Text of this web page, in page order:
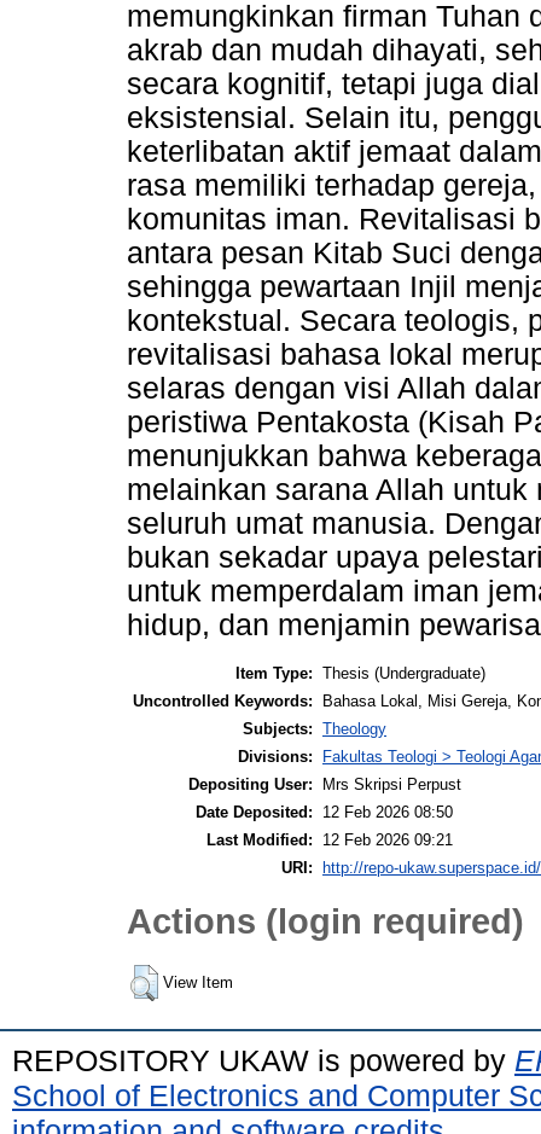
memungkinkan firman Tuhan
akrab dan mudah dihayati,
secara kognitif, tetapi juga
eksistensial. Selain itu,
keterlibatan aktif jemaat
rasa memiliki terhadap
komunitas iman. Revitalisasi
antara pesan Kitab Suci
sehingga pewartaan Injil
kontekstual. Secara teologis,
revitalisasi bahasa lokal
selaras dengan visi Allah
peristiwa Pentakosta (Kisah
menunjukkan bahwa
melainkan sarana Allah
seluruh umat manusia.
bukan sekadar upaya
untuk memperdalam iman
hidup, dan menjamin
Item Type: Thesis (Undergraduate)
Uncontrolled Keywords:
Bahasa Lokal, Misi Gereja,
Subjects: Theology
Divisions:
Fakultas Teologi > Teologi
Depositing User:
Mrs Skripsi Perpust
Date Deposited:
12 Feb 2026 08:50
Last Modified:
12 Feb 2026 09:21
URI:
http://repo-
Actions (login required)
View Item
REPOSITORY UKAW is powered by
School of Electronics and Computer